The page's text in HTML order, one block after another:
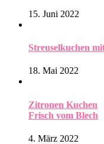
15. Juni 2022
Streuselkuchen
18. Mai 2022
Zitronen Kuchen
Frisch vom Blech
4. März 2022